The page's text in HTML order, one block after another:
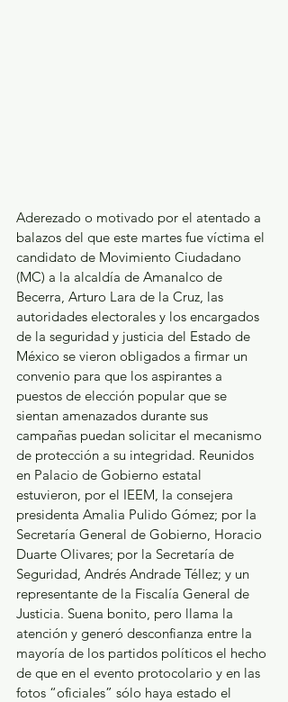
Aderezado o motivado por el atentado a
balazos del que este martes fue víctima el
candidato de Movimiento Ciudadano
(MC) a la alcaldía de Amanalco de
Becerra, Arturo Lara de la Cruz, las
autoridades electorales y los encargados
de la seguridad y justicia del Estado de
México se vieron obligados a firmar un
convenio para que los aspirantes a
puestos de elección popular que se
sientan amenazados durante sus
campañas puedan solicitar el mecanismo
de protección a su integridad. Reunidos
en Palacio de Gobierno estatal
estuvieron, por el IEEM, la consejera
presidenta Amalia Pulido Gómez; por la
Secretaría General de Gobierno, Horacio
Duarte Olivares; por la Secretaría de
Seguridad, Andrés Andrade Téllez; y un
representante de la Fiscalía General de
Justicia. Suena bonito, pero llama la
atención y generó desconfianza entre la
mayoría de los partidos políticos el hecho
de que en el evento protocolario y en las
fotos “oficiales” sólo haya estado el